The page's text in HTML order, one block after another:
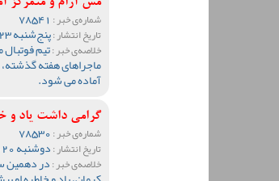
شماره‌ی خبر :
تاریخ انتشار :پنج‌شنبه 23 شهریور ماه 1402 ساعت 12:59
خلاصه‌ی خبر :تیم
ماجراهای هفته گذشته،
آماده می شود.
گرامی داشت یاد و
شماره‌ی خبر :
تاریخ انتشار :دوشنبه 20 شهریور ماه 1402 ساعت 10:07
خلاصه‌ی خبر :در دهمین